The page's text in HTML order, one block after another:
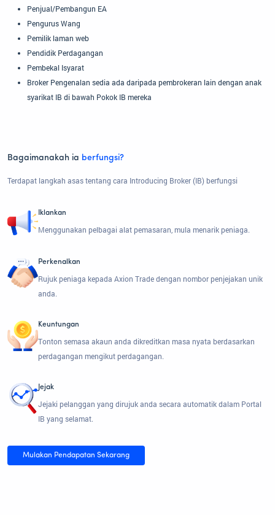
Penjual/Pembangun EA
Pengurus Wang
Pemilik laman web
Pendidik Perdagangan
Pembekal Isyarat
Broker Pengenalan sedia ada daripada pembrokeran lain dengan anak
syarikat IB di bawah Pokok IB mereka
Bagaimanakah ia berfungsi?
Terdapat langkah asas tentang cara Introducing Broker (IB) berfungsi
Iklankan
Menggunakan pelbagai alat pemasaran, mula menarik peniaga.
Perkenalkan
Rujuk peniaga kepada Axion Trade dengan nombor penjejakan unik
anda.
Keuntungan
Tonton semasa akaun anda dikreditkan masa nyata berdasarkan
perdagangan mengikut perdagangan.
Jejak
Jejaki pelanggan yang dirujuk anda secara automatik dalam Portal
IB yang selamat.
Mulakan Pendapatan Sekarang